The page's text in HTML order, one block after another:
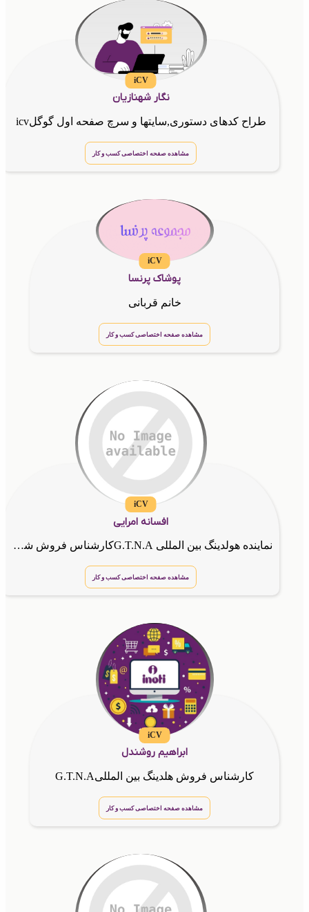
iCV
نگار شهنازیان
طراح کدهای دستوری,سایتها و سرچ صفحه اول گوگلicv
مشاهده صفحه اختصاصی کسب و کار
iCV
پوشاک پرنسا
خانم قربانی
مشاهده صفحه اختصاصی کسب و کار
iCV
افسانه امرایی
نماینده هولدینگ بین المللی G.T.N.Aکارشناس فروش شرکت گسترش طراحان نقش الماس
مشاهده صفحه اختصاصی کسب و کار
iCV
ابراهیم روشندل
کارشناس فروش هلدینگ بین المللیG.T.N.A
مشاهده صفحه اختصاصی کسب و کار